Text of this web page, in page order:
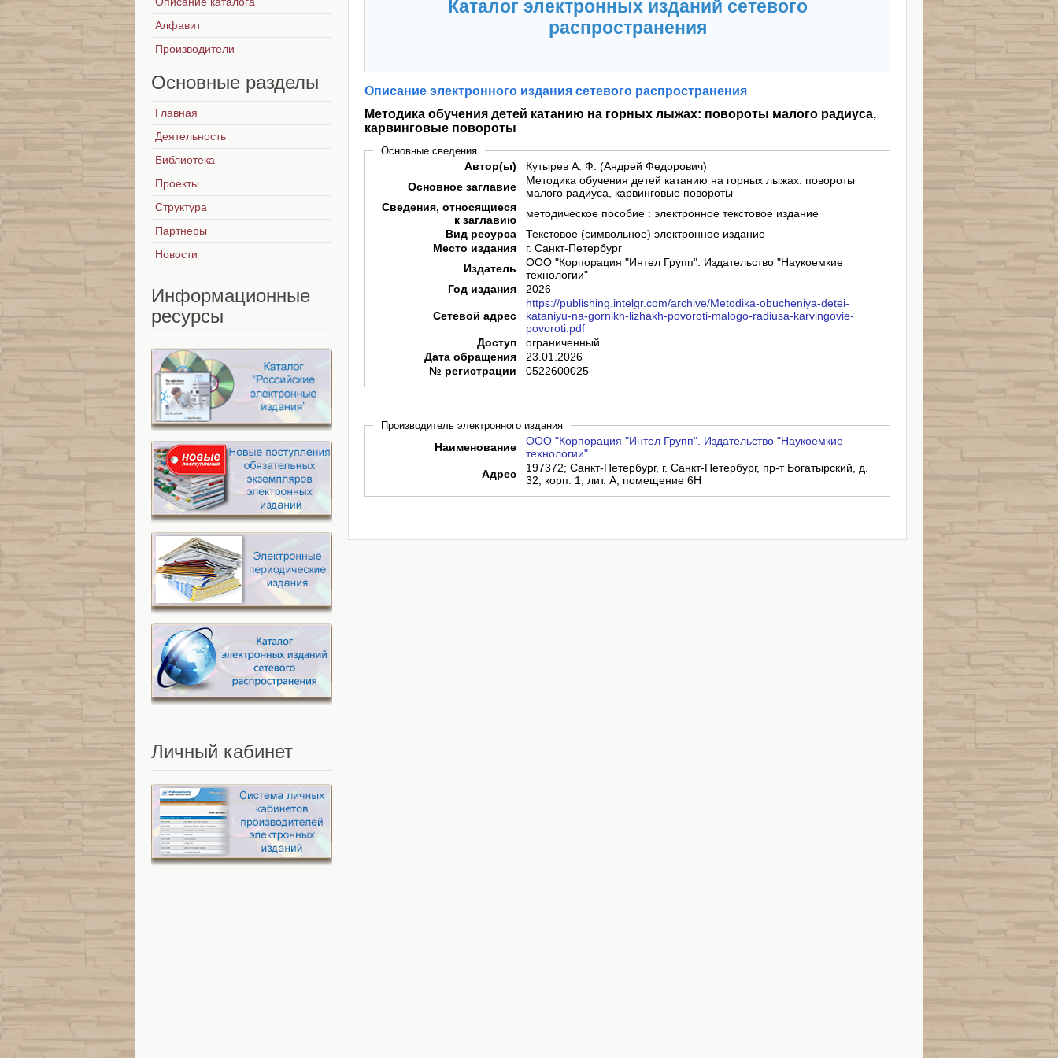
Каталог электронных изданий сетевого
распространения
Описание электронного издания сетевого распространения
Методика обучения детей катанию на горных лыжах: повороты малого радиуса,
карвинговые повороты
Основные сведения
Автор(ы)
Кутырев А. Ф. (Андрей Федорович)
Основное заглавие
Методика обучения детей катанию на горных лыжах: повороты
малого радиуса, карвинговые повороты
Сведения, относящиеся
к заглавию
методическое пособие : электронное текстовое издание
Вид ресурса
Текстовое (символьное) электронное издание
Место издания
г. Санкт-Петербург
Издатель
ООО "Корпорация "Интел Групп". Издательство "Наукоемкие
технологии"
Год издания
2026
Сетевой адрес
https://publishing.intelgr.com/archive/Metodika-obucheniya-detei-
kataniyu-na-gornikh-lizhakh-povoroti-malogo-radiusa-karvingovie-
povoroti.pdf
Доступ
ограниченный
Дата обращения
23.01.2026
№ регистрации
0522600025
Производитель электронного издания
Наименование
ООО "Корпорация "Интел Групп". Издательство "Наукоемкие
технологии"
Адрес
197372; Санкт-Петербург, г. Санкт-Петербург, пр-т Богатырский, д.
32, корп. 1, лит. А, помещение 6Н
Алфавит
Производители
Основные разделы
Главная
Деятельность
Библиотека
Проекты
Структура
Партнеры
Новости
Информационные
ресурсы
Личный кабинет